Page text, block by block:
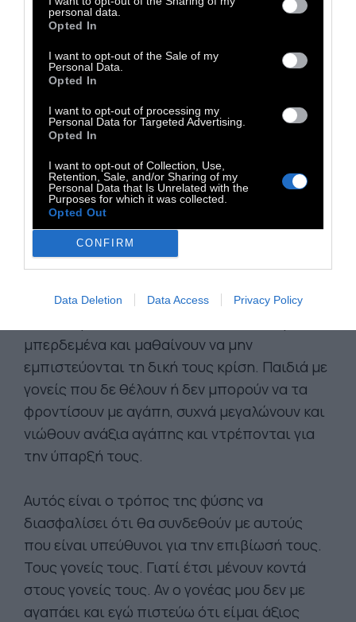
personal data.
Opted In
I want to opt-out of the Sale of my
Personal Data.
Opted In
I want to opt-out of processing my
Personal Data for Targeted Advertising.
Opted In
I want to opt-out of Collection, Use,
Retention, Sale, and/or Sharing of my
Personal Data that Is Unrelated with the
Purposes for which it was collected.
Opted Out
CONFIRM
Data Deletion Data Access Privacy Policy
νευρωνικών κυκλωμάτων μας, καθιστώντας
τον εγκέφαλό μας μια ζωντανή έκφραση της
ιστορίας των εμπειριών μας.
σχηματοποιήθηκαν κατά την παιδική μας
ηλικία είναι καλά νέα για μερικούς και άσχημα
για κάποιους άλλους. Τα παιδιά δεν έχουν
λόγο για το οικογενειακό και κοινωνικό
πλαίσιο στο οποίο μεγαλώνουν. Δεν ξέρουν
κάποια άλλη πραγματικότητα. Μόνο αυτή
μέσα στην οποία βρίσκονται.
Δυστυχώς, παιδιά σε δύσκολα οικογενειακά
μπερδεμένα και μαθαίνουν να μην
εμπιστεύονται τη δική τους κρίση. Παιδιά με
γονείς που δε θέλουν ή δεν μπορούν να τα
φροντίσουν με αγάπη, συχνά μεγαλώνουν και
νιώθουν ανάξια αγάπης και ντρέπονται για
την ύπαρξή τους.
Αυτός είναι ο τρόπος της φύσης να
διασφαλίσει ότι θα συνδεθούν με αυτούς
που είναι υπεύθυνοι για την επιβίωσή τους.
Τους γονείς τους. Γιατί έτσι μένουν κοντά
στους γονείς τους. Αν ο γονέας μου δεν με
αγαπάει και εγώ πιστεύω ότι είμαι άξιος